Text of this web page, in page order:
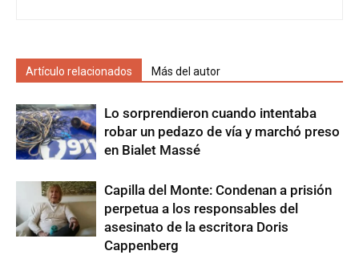
Artículo relacionados Más del autor
Lo sorprendieron cuando intentaba
robar un pedazo de vía y marchó preso
en Bialet Massé
Capilla del Monte: Condenan a prisión
perpetua a los responsables del
asesinato de la escritora Doris
Cappenberg